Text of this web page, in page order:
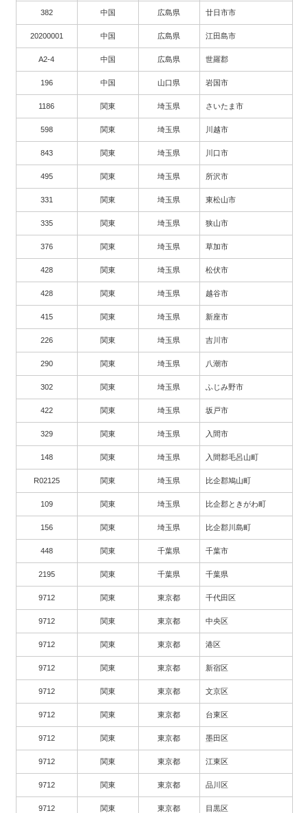
382 中国 広島県 廿日市市
20200001 中国 広島県 江田島市
A2-4 中国 広島県 世羅郡
196 中国 山口県 岩国市
1186 関東 埼玉県 さいたま市
598 関東 埼玉県 川越市
843 関東 埼玉県 川口市
495 関東 埼玉県 所沢市
331 関東 埼玉県 東松山市
335 関東 埼玉県 狭山市
376 関東 埼玉県 草加市
428 関東 埼玉県 松伏市
428 関東 埼玉県 越谷市
415 関東 埼玉県 新座市
226 関東 埼玉県 吉川市
290 関東 埼玉県 八潮市
302 関東 埼玉県 ふじみ野市
422 関東 埼玉県 坂戸市
329 関東 埼玉県 入間市
148 関東 埼玉県 入間郡毛呂山町
R02125 関東 埼玉県 比企郡鳩山町
109 関東 埼玉県 比企郡ときがわ町
156 関東 埼玉県 比企郡川島町
448 関東 千葉県 千葉市
2195 関東 千葉県 千葉県
9712 関東 東京都 千代田区
9712 関東 東京都 中央区
9712 関東 東京都 港区
9712 関東 東京都 新宿区
9712 関東 東京都 文京区
9712 関東 東京都 台東区
9712 関東 東京都 墨田区
9712 関東 東京都 江東区
9712 関東 東京都 品川区
9712 関東 東京都 目黒区